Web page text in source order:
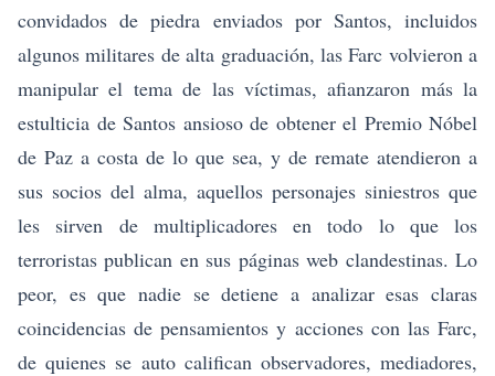
convidados de piedra enviados por Santos, incluidos
algunos militares de alta graduación, las Farc volvieron a
manipular el tema de las víctimas, afianzaron más la
estulticia de Santos ansioso de obtener el Premio Nóbel
de Paz a costa de lo que sea, y de remate atendieron a
sus socios del alma, aquellos personajes siniestros que
les sirven de multiplicadores en todo lo que los
terroristas publican en sus páginas web clandestinas. Lo
peor, es que nadie se detiene a analizar esas claras
coincidencias de pensamientos y acciones con las Farc,
de quienes se auto califican observadores, mediadores,